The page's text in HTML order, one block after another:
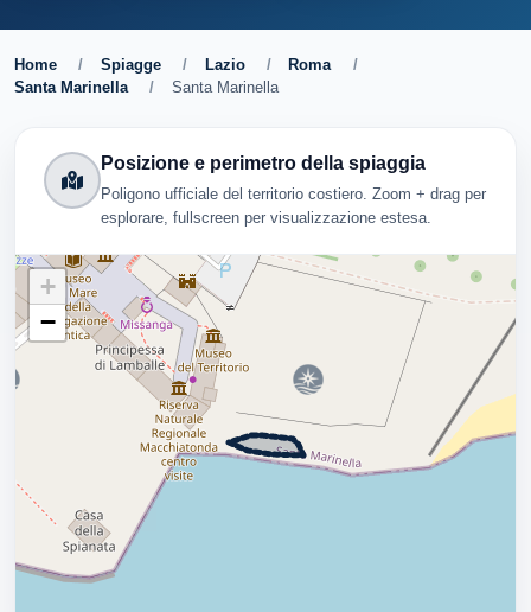
Home / Spiagge / Lazio / Roma
/
Santa Marinella
/ Santa Marinella
Posizione e perimetro della spiaggia
Poligono ufficiale del territorio costiero. Zoom + drag per
esplorare, fullscreen per visualizzazione estesa.
+
−